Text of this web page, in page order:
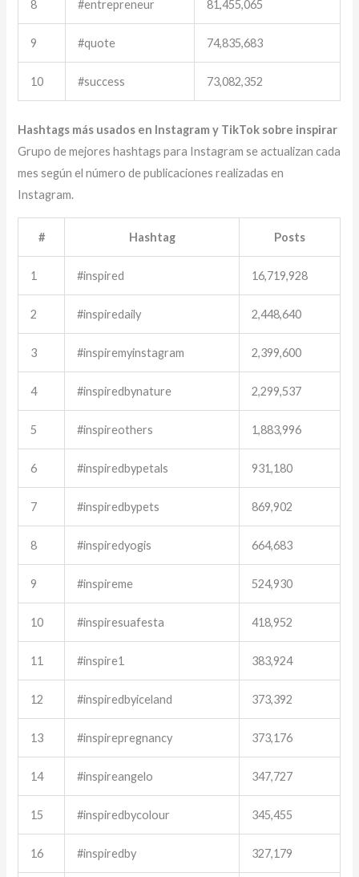
8 #entrepreneur 81,455,065
9 #quote 74,835,683
10 #success 73,082,352
Hashtags más usados en Instagram y TikTok sobre inspirar
Grupo de mejores hashtags para Instagram se actualizan cada
mes según el número de publicaciones realizadas en
Instagram.
# Hashtag Posts
1 #inspired 16,719,928
2 #inspiredaily 2,448,640
3 #inspiremyinstagram 2,399,600
4 #inspiredbynature 2,299,537
5 #inspireothers 1,883,996
6 #inspiredbypetals 931,180
7 #inspiredbypets 869,902
8 #inspiredyogis 664,683
9 #inspireme 524,930
10 #inspiresuafesta 418,952
11 #inspire1 383,924
12 #inspiredbyiceland 373,392
13 #inspirepregnancy 373,176
14 #inspireangelo 347,727
15 #inspiredbycolour 345,455
16 #inspiredby 327,179